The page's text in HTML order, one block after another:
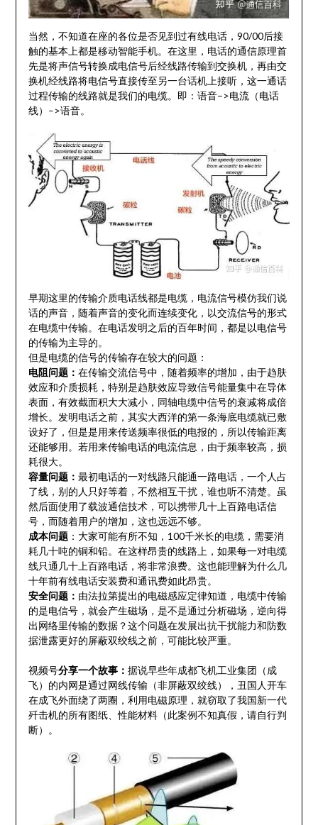
当然，不知道在座的各位是否见到过有线电话，90/00后接
触的基本上都是移动智能手机。在这里，电话的通信原理首
先是将声信号转换成电信号后经线路传输到交换机，再由交
换机经线路将电信号直接传至另一台话机上接听，这一通话
过程传输的线路就是我们的电缆。即：语音–>电流（电话
线）–>语音。
早期这里的传输介质电话线都是电缆，电流信号模仿我们说
话的声音，随着声音的变化而连续变化，以交流信号的形式
在电缆中传输。在电话发明之后的百年时间，都是以电信号
的传输为主导的。
但是电缆的信号的传输存在较大的问题：
电阻问题： 在传输交流信号中，随着频率的增加，由于趋肤
效应和介质损耗，特别是趋肤效应导致信号能量集中在导体
表面，有效截面积大大减小，同轴电缆中信号的衰减将成倍
增长。发明电话之前，其实大西洋的第一条海底电缆就已敷
设好了，但是是用来传送频率很低的电报的，所以传输距离
还能够用。若用来传输电话的电流信息，由于频率较高，损
耗很大。
容量问题： 最初电话的一对线路只能通一路电话，一个人占
了线，别的人只好等着，不然相互干扰，谁也听不清楚。虽
然后面使用了载波通信技术，可以携带几十上百路电话信
号，而随着用户的增加，这也远远不够。
成本问题：大家可能有所不知，100千米长的电缆，需要消
耗几十吨的铜和铅。在这样昂贵的线路上，如果每一对电缆
线只通几十上百路电话，将非常浪费。这也能理解为什么几
十年前有线电话安装费和通讯费如此昂贵。
安全问题： 由法拉第提出的电磁感应定律知道，电缆中传输
的是电信号，就会产生磁场，是不是通过分析磁场，逆向得
出网络里传输的数据？这个问题在发展出抗干扰能力和防数
据泄露更好的屏蔽双绞线之前，可能比较严重。
视频号分享一个故事： 据说早些年成都飞机工业集团（成
飞）的内网是通过网线传输（非屏蔽双绞线），丑国人开车
在成飞外面绕了两圈，利用电磁原理，就窃取了我国新一代
歼击机的所有图纸、性能材料（此案例不知真假，请自行判
断）。